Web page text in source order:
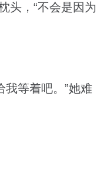
，“不会是因为
等着吧。”她难